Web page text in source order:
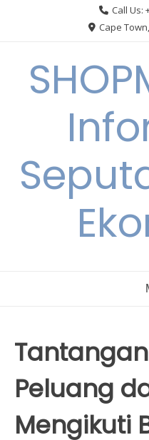
Call Us:
Cape
Peluang
Mengikuti